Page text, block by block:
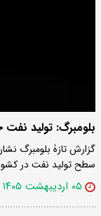
بلومبرگ: تولید نفت خلیج فارس
گزارش تازۀ بلومبرگ
سطح تولید نفت در
۰۵ اردیبهشت ۱۴۰۵